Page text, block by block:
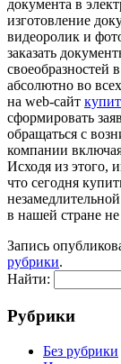
документа в
изготовление
видеоролик и
заказать
своеобразностей
абсолютно во
на web-сайт
сформировать
обращаться с
компании
Исходя из этого,
что сегодня
в нашей стране
Запись
рубрики.
Найти:
Рубрики
Без рубрики